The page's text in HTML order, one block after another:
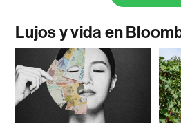
Lujos y vida en